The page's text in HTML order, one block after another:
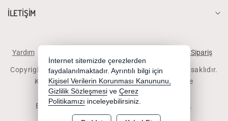
İLETİŞİM
Yardım Telefonla Sipariş
Copyright 2026 diyalogbilgisayar.com - Tüm hakları saklıdır.
Kredi kartı bilgileriniz 256bit SSL sertifikası ile
korunmaktadır.
Bu site AKINSOFT E-Ticaret ile hazırlanmıştır.
İnternet sitemizde çerezlerden
faydalanılmaktadır. Ayrıntılı bilgi için
Kişisel Verilerin Korunması Kanununu,
Gizlilik Sözleşmesi ve Çerez
Politikamızı inceleyebilirsiniz.